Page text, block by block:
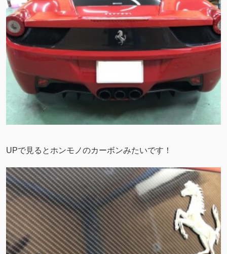
UPで見るとホンモノのカーボンみたいです！